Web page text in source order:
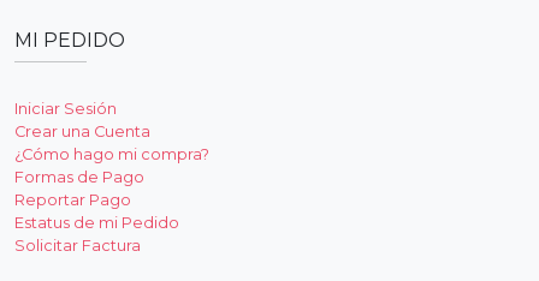
MI PEDIDO
Iniciar Sesión
Crear una Cuenta
¿Cómo hago mi compra?
Formas de Pago
Reportar Pago
Estatus de mi Pedido
Solicitar Factura